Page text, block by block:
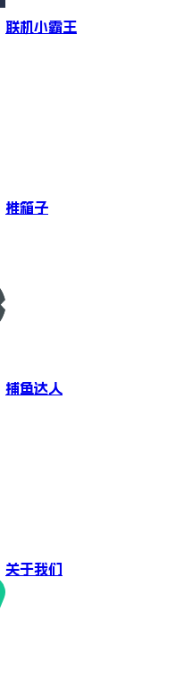
联机小霸王
推箱子
捕鱼达人
关于我们